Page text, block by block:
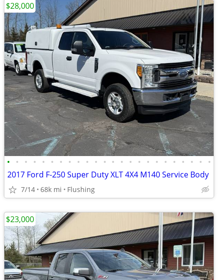
• • • • • • • • • • • • • • • • • • • • • • • •
2017 Ford F-250 Super Duty XLT 4X4 M140 Service Body
7/14 68k mi Flushing
$28,000
$23,000